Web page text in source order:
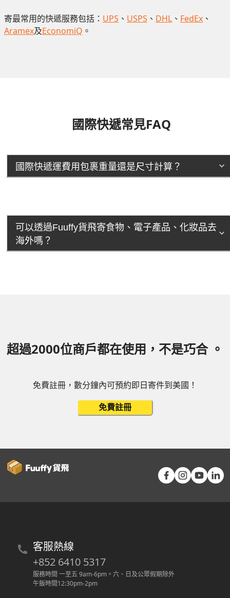
寄最常用的快遞服務包括： UPS 、 USPS 、 DHL 、 FedEx 、
Aramex及EconomiQ 。
國際快遞常見FAQ
國際快遞運費用包裹重量還是尺寸計算？
可以透過Fuuffy貨飛寄食物、電子產品、化妝品去
海外嗎？
超過2000位商戶都在使用，不是巧合 。
免費註冊，數分鐘內可預約即日寄件到美國！
免費註冊
客服熱線
+852 6410 5317
服務時間 一至五 9am-6pm 。 六、日及公眾假期除外
午飯時間12:30pm-2pm